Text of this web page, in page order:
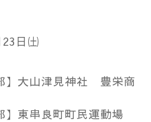
23日㈯
大山津見神社 豊栄商
串良町町民運動場